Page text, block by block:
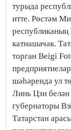
турыда
итте. Рөстәм
катнашачак.
торган Beigi
шәһәрендә ул
Линь Цзи
губернаторы
Татарстан